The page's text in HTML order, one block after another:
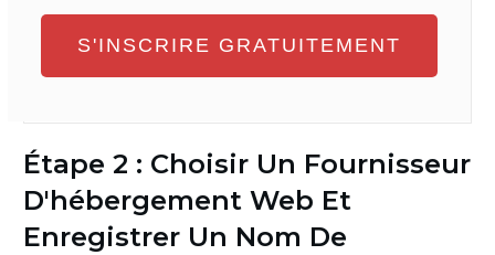
S'INSCRIRE GRATUITEMENT
Étape 2 : Choisir Un Fournisseur
D'hébergement Web Et
Enregistrer Un Nom De